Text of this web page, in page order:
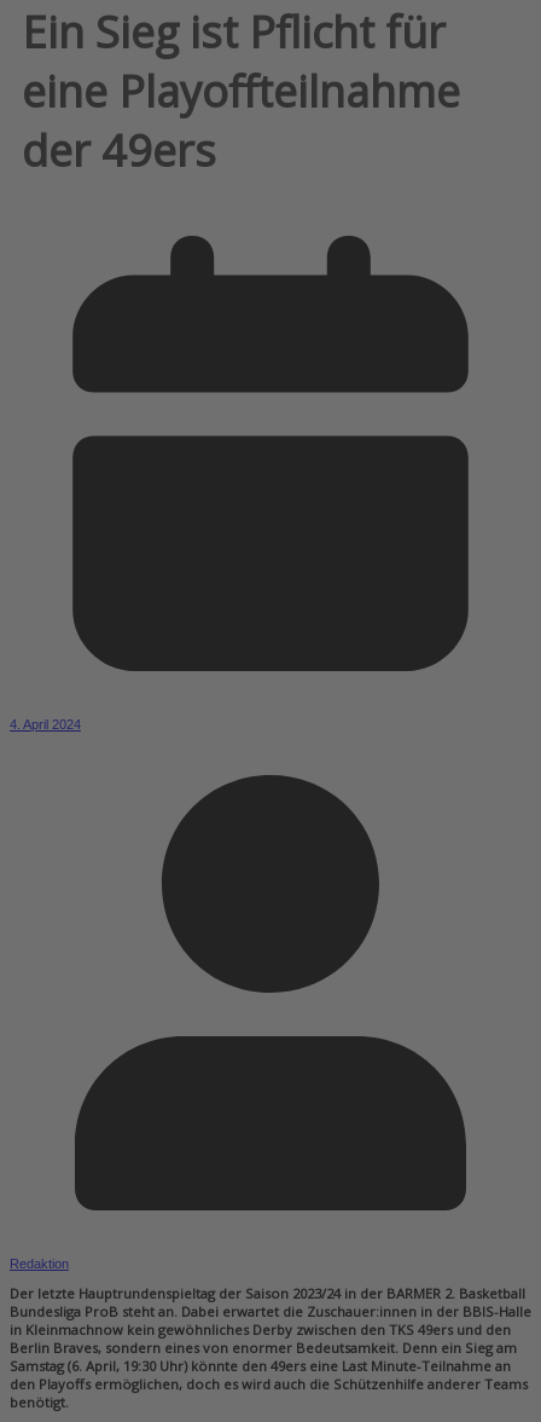
Ein Sieg ist Pflicht für
eine Playoffteilnahme
der 49ers
4. April 2024
Redaktion
Der letzte Hauptrundenspieltag der Saison 2023/24 in der BARMER 2. Basketball
Bundesliga ProB steht an. Dabei erwartet die Zuschauer:innen in der BBIS-Halle
in Kleinmachnow kein gewöhnliches Derby zwischen den TKS 49ers und den
Berlin Braves, sondern eines von enormer Bedeutsamkeit. Denn ein Sieg am
Samstag (6. April, 19:30 Uhr) könnte den 49ers eine Last Minute-Teilnahme an
den Playoffs ermöglichen, doch es wird auch die Schützenhilfe anderer Teams
benötigt.